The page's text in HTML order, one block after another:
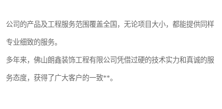
公司的产品及工程服务范围覆盖全国，无论项目大小，都能提供同样
专业细致的服务。
多年来，佛山朗鑫装饰工程有限公司凭借过硬的技术实力和真诚的服
务态度，获得了广大客户的一致**。